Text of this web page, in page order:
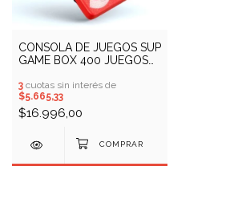
CONSOLA DE JUEGOS SUP
GAME BOX 400 JUEGOS
3 cuotas sin interés de
$5.665,33
$16.996,00